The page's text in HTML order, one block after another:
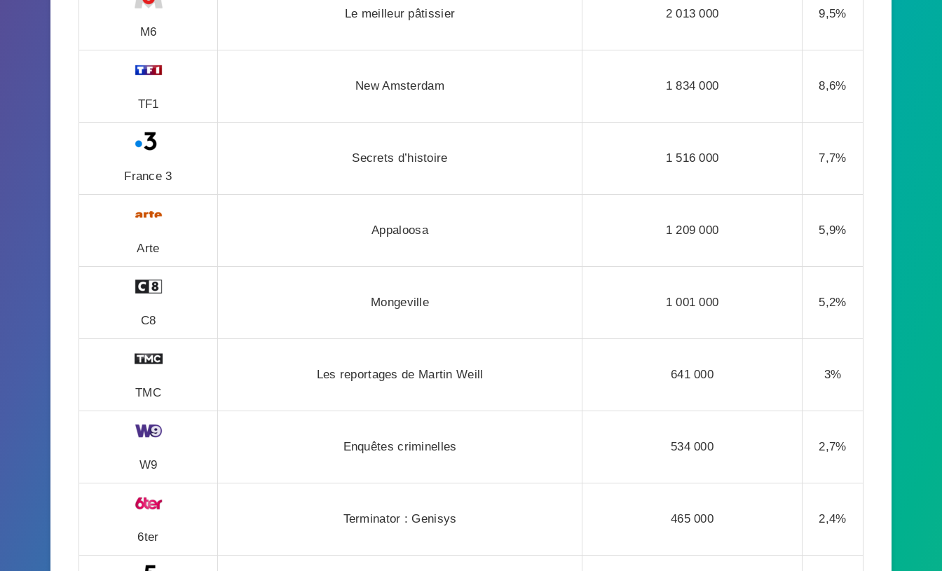
M6
Le meilleur pâtissier 2 013 000 9,5%
TF1
New Amsterdam 1 834 000 8,6%
France 3
Secrets d’histoire 1 516 000 7,7%
Arte
Appaloosa 1 209 000 5,9%
C8
Mongeville 1 001 000 5,2%
TMC
Les reportages de Martin Weill 641 000 3%
W9
Enquêtes criminelles 534 000 2,7%
6ter
Terminator : Genisys 465 000 2,4%